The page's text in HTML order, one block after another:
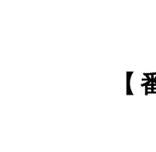
【